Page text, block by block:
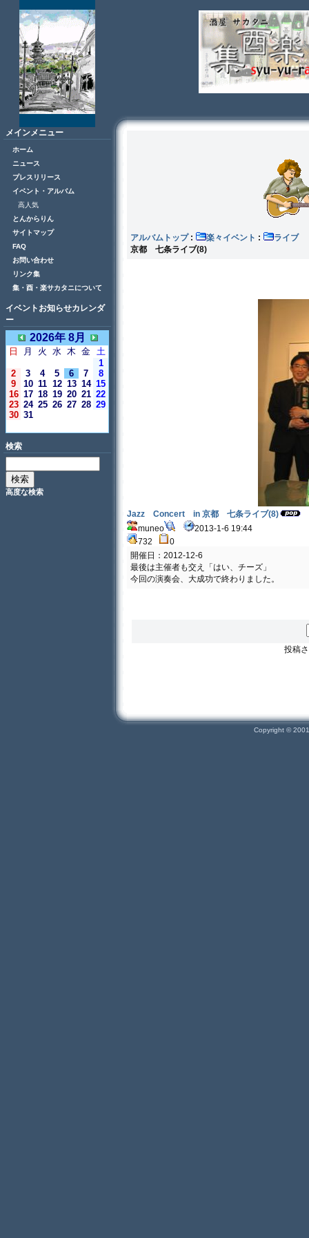
メインメニュー
ホーム
ニュース
プレスリリース
イベント・アルバム
高人気
とんからりん
サイトマップ
FAQ
お問い合わせ
リンク集
集・酉・楽サカタニについて
イベントお知らせカレンダ
ー
2026年 8月
日 月 火 水 木 金 土
1
2
3 4 5 6 7
8
9
10 11 12 13 14 15
16 17 18 19 20 21 22
23 24 25 26 27 28 29
30 31
検索
高度な検索
アルバムトップ: 楽々イベント :
京都 七条ライブ(8)
Jazz Concert in 京都 七条ライブ(8)
muneo
2013-1-6 19:44
732
0
開催日：2012-12-6
最後は主催者も交え「はい、チーズ」
今回の演奏会、大成功で終わりました。
投稿
Copyright ©